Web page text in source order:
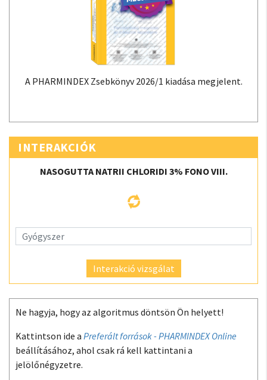
A PHARMINDEX Zsebkönyv 2026/1 kiadása megjelent.
INTERAKCIÓK
NASOGUTTA NATRII CHLORIDI 3% FONO VIII.
Interakció vizsgálat
Ne hagyja, hogy az algoritmus döntsön Ön helyett!
Kattintson ide a Preferált források - PHARMINDEX Online
beállításához, ahol csak rá kell kattintani a
jelölőnégyzetre.